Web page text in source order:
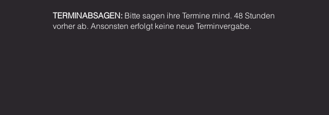
TERMINABSAGEN: Bitte sagen ihre Termine mind. 48 Stunden
vorher ab. Ansonsten erfolgt keine neue Terminvergabe.